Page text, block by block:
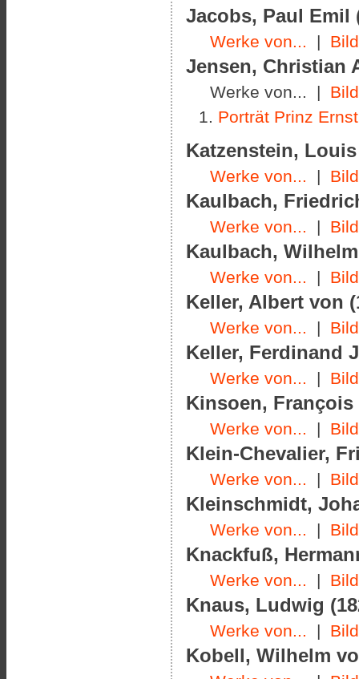
Jacobs, Paul Emil
Werke von... |
Jensen, Christian
Werke von... |
Porträt Prinz
Katzenstein, Louis
Werke von... |
Kaulbach,
Werke von... |
Kaulbach,
Werke von... |
Keller, Albert von
Werke von... |
Keller, Ferdinand
Werke von... |
Kinsoen, François
Werke von... |
Klein-Chevalier,
Werke von... |
Kleinschmidt,
Werke von... |
Knackfuß,
Werke von... |
Knaus, Ludwig
Werke von... |
Kobell, Wilhelm